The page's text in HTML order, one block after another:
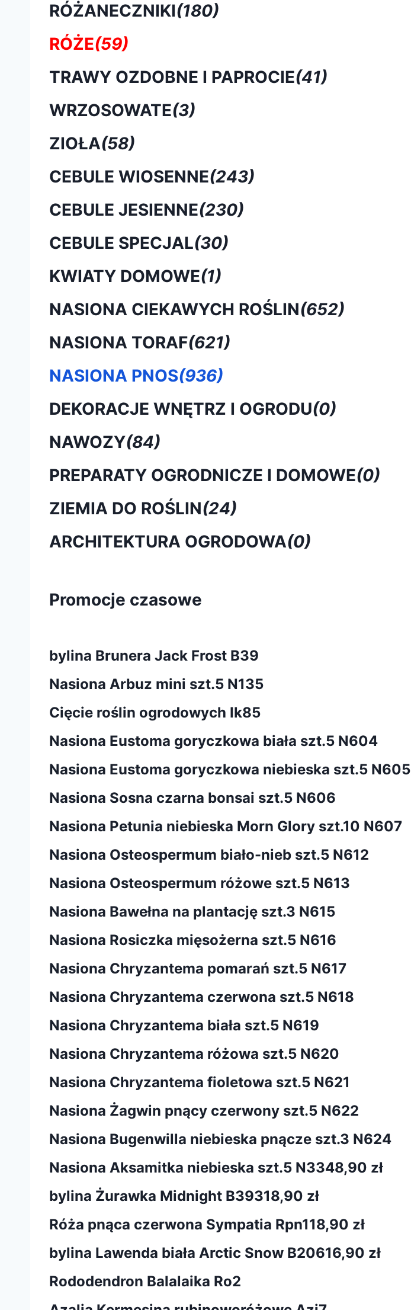
RÓŻANECZNIKI(180)
RÓŻE(59)
TRAWY OZDOBNE I PAPROCIE(41)
WRZOSOWATE(3)
ZIOŁA(58)
CEBULE WIOSENNE(243)
CEBULE JESIENNE(230)
CEBULE SPECJAL(30)
KWIATY DOMOWE(1)
NASIONA CIEKAWYCH ROŚLIN(652)
NASIONA TORAF(621)
NASIONA PNOS(936)
DEKORACJE WNĘTRZ I OGRODU(0)
NAWOZY(84)
PREPARATY OGRODNICZE I DOMOWE(0)
ZIEMIA DO ROŚLIN(24)
ARCHITEKTURA OGRODOWA(0)
Promocje czasowe
bylina Brunera Jack Frost B39
Nasiona Arbuz mini szt.5 N135
Cięcie roślin ogrodowych Ik85
Nasiona Eustoma goryczkowa biała szt.5 N604
Nasiona Eustoma goryczkowa niebieska szt.5 N605
Nasiona Sosna czarna bonsai szt.5 N606
Nasiona Petunia niebieska Morn Glory szt.10 N607
Nasiona Osteospermum biało-nieb szt.5 N612
Nasiona Osteospermum różowe szt.5 N613
Nasiona Bawełna na plantację szt.3 N615
Nasiona Rosiczka mięsożerna szt.5 N616
Nasiona Chryzantema pomarań szt.5 N617
Nasiona Chryzantema czerwona szt.5 N618
Nasiona Chryzantema biała szt.5 N619
Nasiona Chryzantema różowa szt.5 N620
Nasiona Chryzantema fioletowa szt.5 N621
Nasiona Żagwin pnący czerwony szt.5 N622
Nasiona Bugenwilla niebieska pnącze szt.3 N624
Nasiona Aksamitka niebieska szt.5 N3348,90 zł
bylina Żurawka Midnight B39318,90 zł
Róża pnąca czerwona Sympatia Rpn118,90 zł
bylina Lawenda biała Arctic Snow B20616,90 zł
Rododendron Balalaika Ro2